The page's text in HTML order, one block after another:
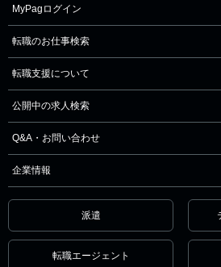
MyPagログイン
転職のお仕事検索
転職支援について
公開中の求人検索
Q&A・お問い合わせ
企業情報
派遣
転職エージェント